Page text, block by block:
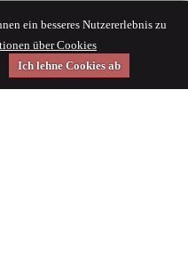
ein besseres Nutzererlebnis zu
über Cookies
Ich lehne Cookies ab